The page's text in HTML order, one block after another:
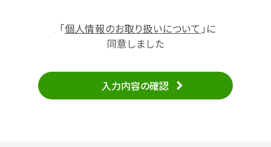
（2）ユーザーからのお問い合わせへの対応
せの内容確認、返答
・当サービスの品質改善
「個人情報のお取り扱いについて 」に
同意しました
入力内容の確認